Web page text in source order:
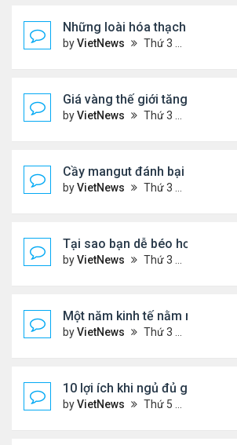
Những loài hóa thạch sống
byVietNews Thứ 3 Tháng 12 13, 2022 11:11 am
Giá vàng thế giới tăng thẳng
byVietNews Thứ 3 Tháng 12 13, 2022 10:54 am
Cầy mangut đánh bại rắn
byVietNews Thứ 3 Tháng 12 13, 2022 10:50 am
Tại sao bạn dễ béo hơn vào
byVietNews Thứ 3 Tháng 12 13, 2022 10:42 am
Một năm kinh tế nằm ngoài dự
byVietNews Thứ 3 Tháng 12 13, 2022 10:35 am
10 lợi ích khi ngủ đủ giấc
byVietNews Thứ 5 Tháng 12 08, 2022 5:04 pm